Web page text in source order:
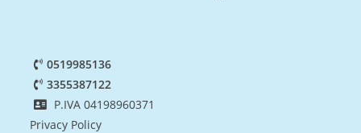
0519985136
3355387122
P.IVA 04198960371
Privacy Policy